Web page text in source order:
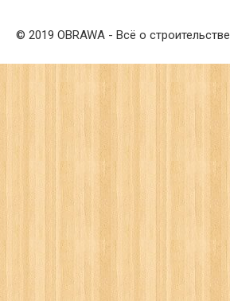
© 2019 OBRAWA - Всё о строительстве